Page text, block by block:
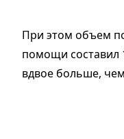
При этом объем
помощи составил
вдвое больше,